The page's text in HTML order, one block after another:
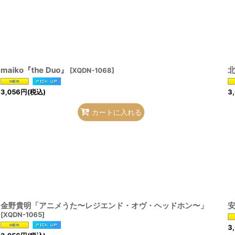
maiko『the Duo』 [XQDN-1068]
3,056円(税込)
カートに入れる
金野貴明「アニメうた〜レジエンド・オヴ・ヘッドホン〜」
[XQDN-1065]